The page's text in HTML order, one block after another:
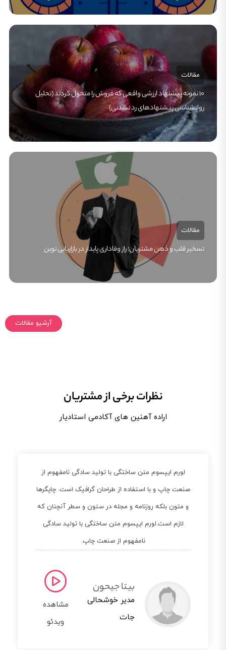
مقالات
۱۰ نمونه پیشنهاد ارزشی واقعی که فروش را متحول کردند (تحلیل
روانشناسی پیشنهادهای رد نشدنی)
مقالات
تسخیر قلب و ذهن مشتریان؛ راز وفاداری پایدار در بازاریابی نوین
آرشیو مقالات
نظرات برخی از مشتریان
اراده آهنین های آکادمی استادیار
لورم ایپسوم متن ساختگی با تولید سادگی نامفهوم از
صنعت چاپ و با استفاده از طراحان گرافیک است. چاپگرها
و متون بلکه روزنامه و مجله در ستون و سطر آنچنان که
لازم است.لورم ایپسوم متن ساختگی با تولید سادگی
نامفهوم از صنعت چاپ.
بیتا جیحون
مدیر خوشحالی
جات
مشاهده
ویدئو